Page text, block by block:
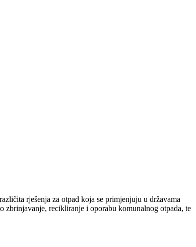
rješenja za otpad koja se primjenjuju u državama
zbrinjavanje, recikliranje i oporabu komunalnog otpada, te